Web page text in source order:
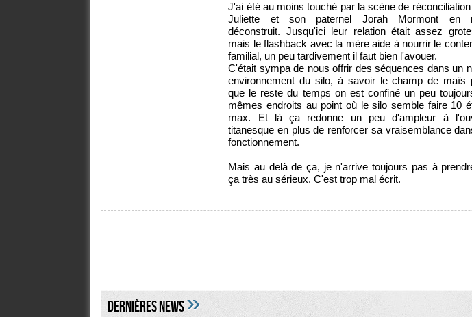
J'ai été au moins touché par la scène de
Juliette et son paternel Jorah Mormont en
déconstruit. Jusqu'ici leur relation était assez
mais le flashback avec la mère aide à nourrir le
familial, un peu tardivement il faut bien l'avouer.
C'était sympa de nous offrir des séquences dans un
environnement du silo, à savoir le champ de maïs
que le reste du temps on est confiné un peu
mêmes endroits au point où le silo semble faire 10
max. Et là ça redonne un peu d'ampleur à
titanesque en plus de renforcer sa vraisemblance
fonctionnement.
Mais au delà de ça, je n'arrive toujours pas à
ça très au sérieux. C'est trop mal écrit.
DERNIÈRES NEWS»